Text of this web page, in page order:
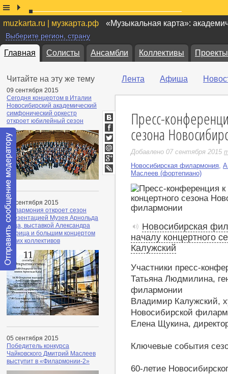
muzkarta.ru | музкарта.рф «Музыкальная карта»:
Выберите регион, страну
Главная Солисты Ансамбли Коллективы Проекты
Читайте на эту же тему
09 сентября 2015
Сегодня концертом в Италии
Новосибирский академический
симфонический оркестр
откроет юбилейный сезон
08 сентября 2015
Филармония откроет сезон
презентацией Музея Арнольда
Каца, выставкой Александра
Шурица и большим концертом
своих коллективов
05 сентября 2015
Победитель конкурса
Чайковского Дмитрий Маслеев
выступит в «Филармонии-2»
Лента Афиша
Пресс-
сезона
Добавлено 07 сентября 2015
Новосибирская филармония
Маслеев (фортепиано)
Новосибирская
началу концертного
Калужский
Участники пресс-
Татьяна Людмилина,
филармонии
Владимир Калужский,
Новосибирской
Елена Щукина,
Ключевые события
60-летие
ВКонтакте
Facebook
Twitter
Мой
Мир
Google+
LiveJournal
Отправить
сообщение
модератору